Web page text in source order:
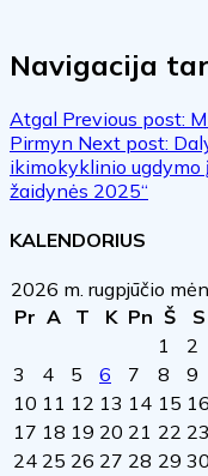
Navigacija
Atgal Previous post:
Pirmyn Next post:
ikimokyklinio ugdymo
žaidynės 2025“
KALENDORIUS
2026 m. rugpjūčio
Pr A T K Pn Š
S
1
2
3
4 5 6 7 8
9
10 11 12 13 14 15 16
17 18 19 20 21 22 23
24 25 26 27 28 29 30